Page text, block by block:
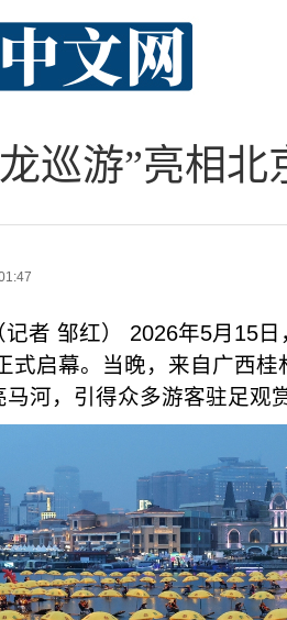
巡游”亮相
者 邹红） 2026年5月15
式启幕。当晚，来自广西
马河，引得众多游客驻足观